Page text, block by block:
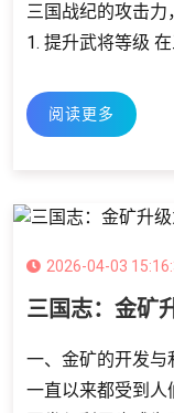
三国战纪的攻击力
1. 提升武将等级
阅读更多
2026-04-03
三国志：金矿
一、金矿的开发与
一直以来都受到人